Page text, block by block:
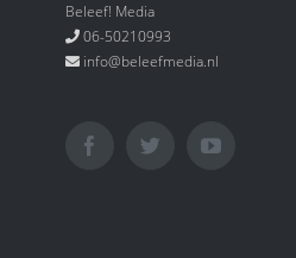
Beleef! Media
06-50210993
info@beleefmedia.nl
FacebookTwitterYouTube